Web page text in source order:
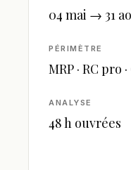
04 mai → 31
PÉRIMÈTRE
MRP · RC pro
ANALYSE
48 h ouvrées